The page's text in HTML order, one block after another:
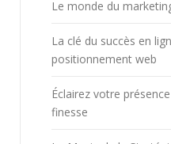
Le monde du
La clé du succès en
positionnement web
Éclairez votre
finesse